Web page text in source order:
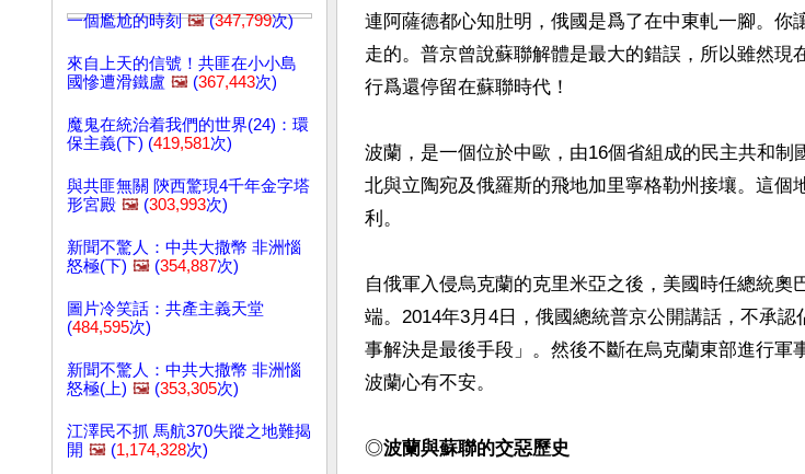
一個尷尬的時刻 🖼️(347,799次)
來自上天的信號！共匪在小小島
國慘遭滑鐵盧 🖼️ (367,443次)
魔鬼在統治着我們的世界(24)：環
保主義(下) (419,581次)
與共匪無關 陝西驚現4千年金字塔
形宮殿 🖼️ (303,993次)
新聞不驚人：中共大撒幣 非洲惱
怒極(下) 🖼️ (354,887次)
圖片冷笑話：共產主義天堂
(484,595次)
新聞不驚人：中共大撒幣 非洲惱
怒極(上) 🖼️ (353,305次)
江澤民不抓 馬航370失蹤之地難揭
開 🖼️ (1,174,328次)
連阿薩德都心知肚明，俄國是爲了在中東軋一腳。你
走的。普京曾說蘇聯解體是最大的錯誤，所以雖然現
行爲還停留在蘇聯時代！
波蘭，是一個位於中歐，由16個省組成的民主共和制
北與立陶宛及俄羅斯的飛地加里寧格勒州接壤。這個
利。
自俄軍入侵烏克蘭的克里米亞之後，美國時任總統奧
端。2014年3月4日，俄國總統普京公開講話，不承
事解決是最後手段」。然後不斷在烏克蘭東部進行軍
波蘭心有不安。
◎波蘭與蘇聯的交惡歷史